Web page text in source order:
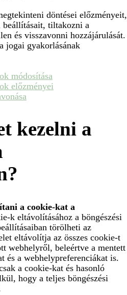
döntései előzményeit,
beállításait, tiltakozni a
és visszavonni hozzájárulását.
jogai gyakorlásának
módosítása
előzményei
kezelni a
a cookie-kat a
k eltávolításához a böngészési
törölheti az
eltávolítja az összes cookie-t
webhelyről, beleértve a mentett
és a webhelypreferenciákat is.
a cookie-kat és hasonló
hogy a teljes böngészési